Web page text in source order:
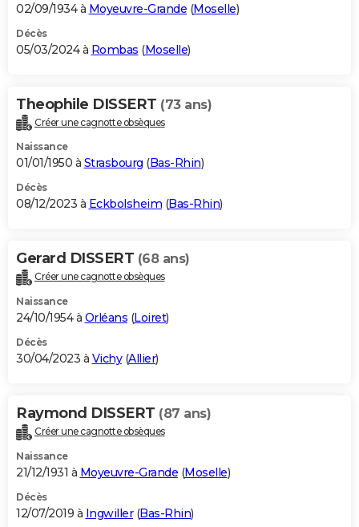
02/09/1934 à Moyeuvre-Grande (Moselle)
Décès
05/03/2024 à Rombas (Moselle)
Theophile DISSERT (73 ans)
Créer une cagnotte obsèques
Naissance
01/01/1950 à Strasbourg (Bas-Rhin)
Décès
08/12/2023 à Eckbolsheim (Bas-Rhin)
Gerard DISSERT (68 ans)
Créer une cagnotte obsèques
Naissance
24/10/1954 à Orléans (Loiret)
Décès
30/04/2023 à Vichy(Allier)
Raymond DISSERT (87 ans)
Créer une cagnotte obsèques
Naissance
21/12/1931 à Moyeuvre-Grande (Moselle)
Décès
12/07/2019 à Ingwiller(Bas-Rhin)